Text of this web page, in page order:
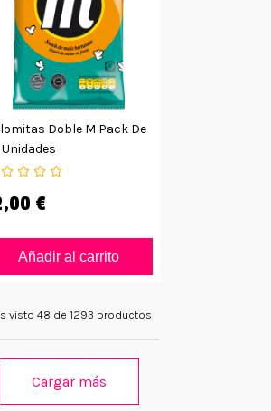
Doble M Pack De
€
Añadir al carrito
visto 48 de 1293 productos
Cargar más